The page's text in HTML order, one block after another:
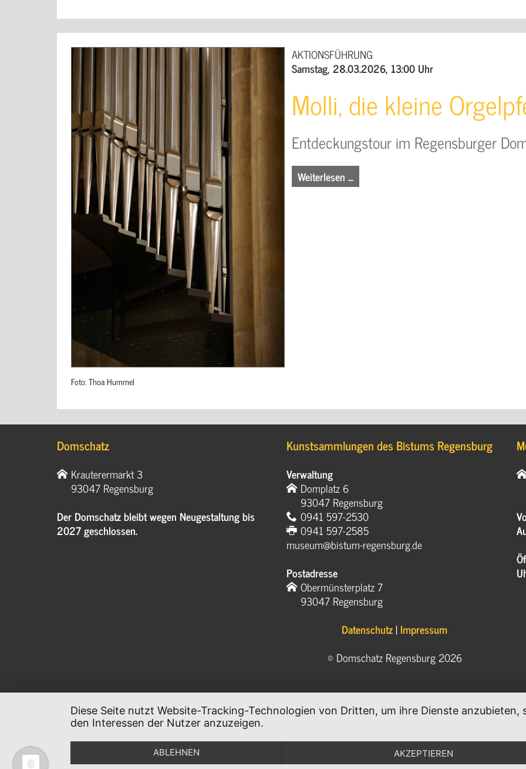
Foto: Thoa Hummel
AKTIONSFÜHRUNG
Samstag, 28.03.2026, 13:00 Uhr
Molli, die kleine
Entdeckungstour im Regensburger
Weiterlesen …
Domschatz
Krauterermarkt 3
93047 Regensburg
Der Domschatz bleibt wegen Neugestaltung bis
2027 geschlossen.
Kunstsammlungen des Bistums Regensburg
Verwaltung
Domplatz 6
93047 Regensburg
0941 597-2530
0941 597-2585
museum@bistum-regensburg.de
Postadresse
Obermünsterplatz 7
93047 Regensburg
Datenschutz|Impressum
© Domschatz Regensburg 2026
Diese Seite nutzt Website-Tracking-Technologien von Dritten, um ihre Dienste
den Interessen der Nutzer anzuzeigen.
ABLEHNEN AKZEPTIEREN